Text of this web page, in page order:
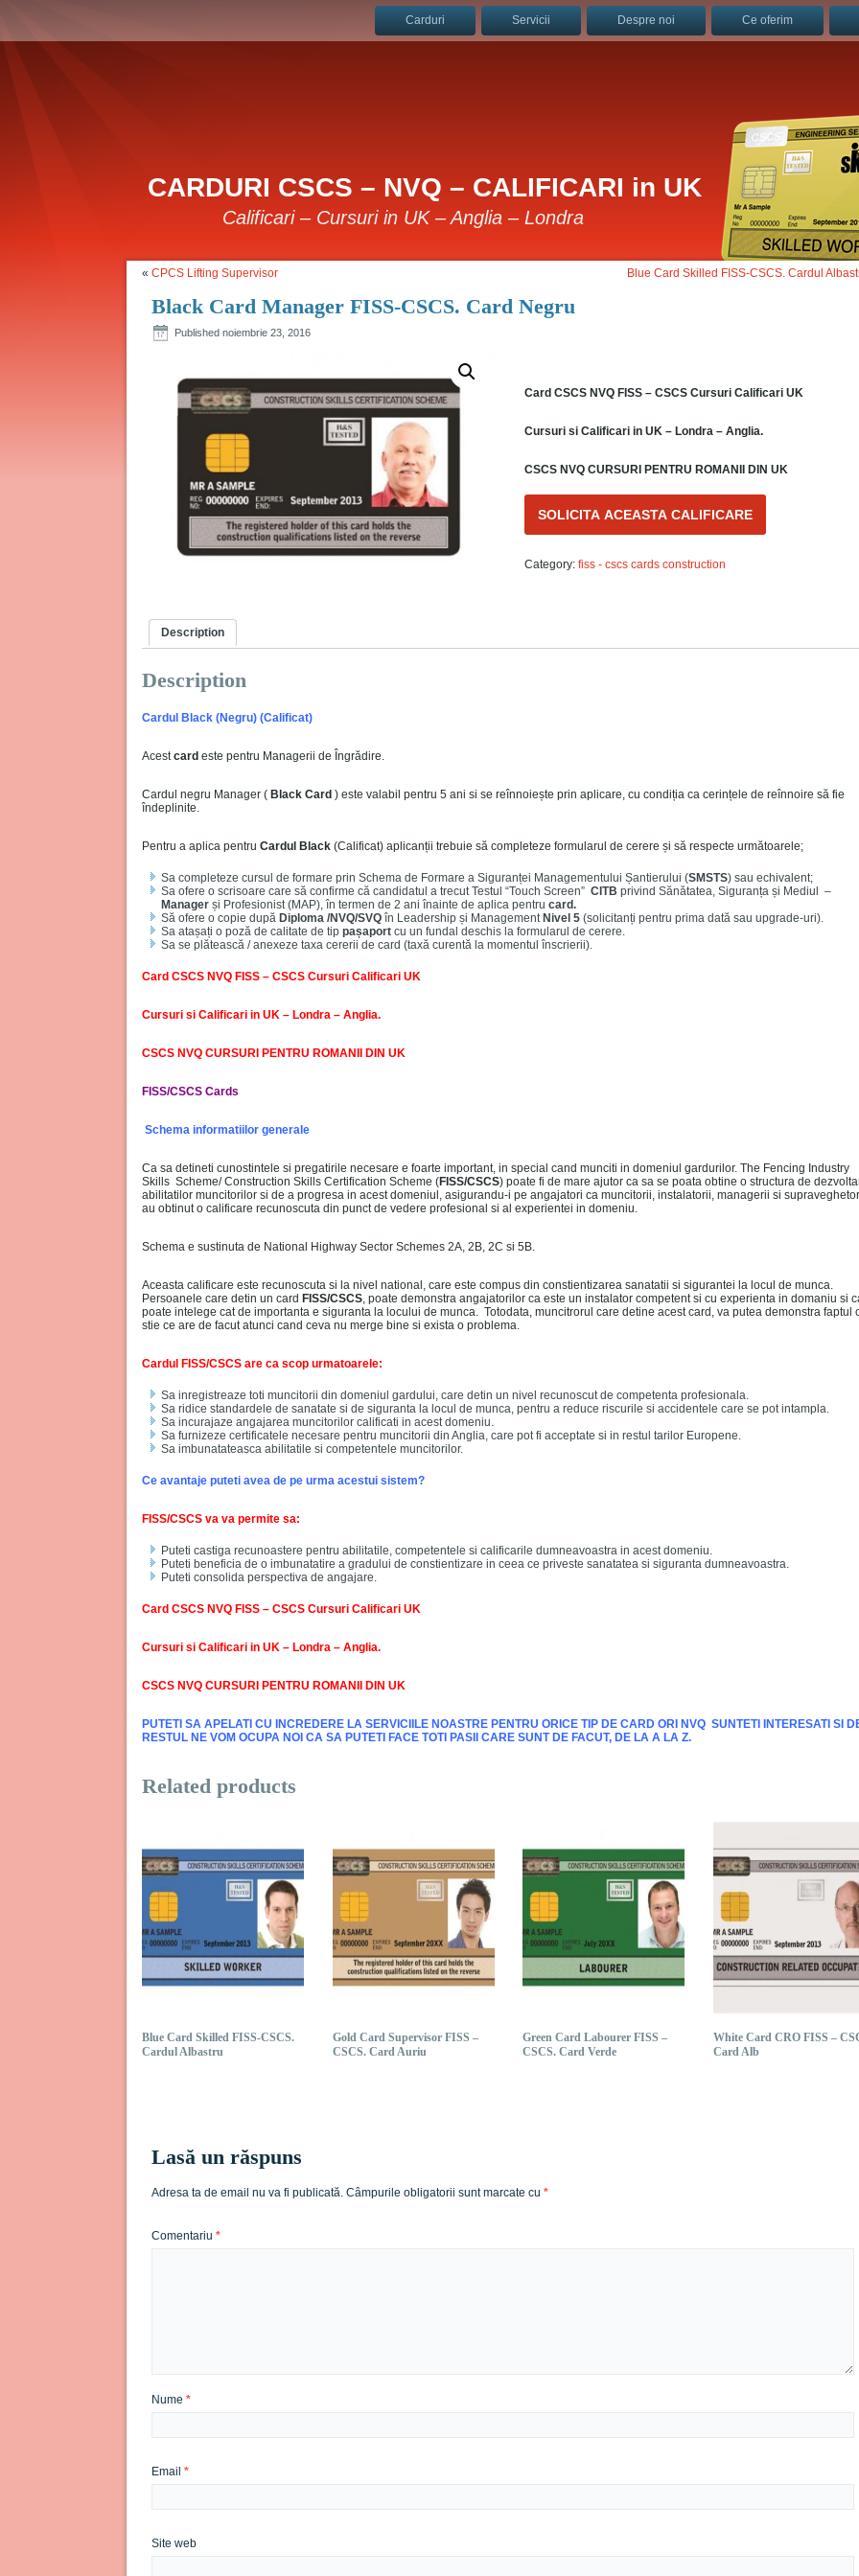
Carduri Servicii Despre noi Ce oferim
CARDURI CSCS – NVQ – CALIFICARI in UK
Calificari – Cursuri in UK – Anglia – Londra
« CPCS Lifting Supervisor Blue Card Skilled FISS-CSCS. Cardul
Black Card Manager FISS-CSCS. Card Negru
Published noiembrie 23, 2016
Card CSCS NVQ FISS – CSCS Cursuri Calificari UK
Cursuri si Calificari in UK – Londra – Anglia.
CSCS NVQ CURSURI PENTRU ROMANII DIN UK
SOLICITA ACEASTA CALIFICARE
Category:fiss - cscs cards construction
Description
Description
Cardul Black (Negru) (Calificat)
Acestcard este pentru Managerii de Îngrădire.
Cardul negru Manager ( Black Card ) este valabil pentru 5 ani si se reînnoiește prin aplicare, cu condiția ca cerințele de reînnoire să fie
îndeplinite.
Pentru a aplica pentru Cardul Black (Calificat) aplicanții trebuie să completeze formularul de cerere și să respecte următoarele;
Sa completeze cursul de formare prin Schema de Formare a Siguranței Managementului Șantierului (SMSTS) sau echivalent;
Sa ofere o scrisoare care să confirme că candidatul a trecut Testul “Touch Screen” CITB privind Sănătatea, Siguranța și Mediul –
Manager și Profesionist (MAP), în termen de 2 ani înainte de aplica pentru card.
Să ofere o copie după Diploma /NVQ/SVQ în Leadership și ManagementNivel 5 (solicitanți pentru prima dată sau upgrade-uri).
Sa atașați o poză de calitate de tip pașaport cu un fundal deschis la formularul de cerere.
Sa se plătească / anexeze taxa cererii de card (taxă curentă la momentul înscrierii).
Card CSCS NVQ FISS – CSCS Cursuri Calificari UK
Cursuri si Calificari in UK – Londra – Anglia.
CSCS NVQ CURSURI PENTRU ROMANII DIN UK
FISS/CSCS Cards
Schema informatiilor generale
Ca sa detineti cunostintele si pregatirile necesare e foarte important, in special cand munciti in domeniul gardurilor. The Fencing Industry
Skills Scheme/ Construction Skills Certification Scheme (FISS/CSCS) poate fi de mare ajutor ca sa se poata obtine o structura de
abilitatilor muncitorilor si de a progresa in acest domeniul, asigurandu-i pe angajatori ca muncitorii, instalatorii, managerii si
au obtinut o calificare recunoscuta din punct de vedere profesional si al experientei in domeniu.
Schema e sustinuta de National Highway Sector Schemes 2A, 2B, 2C si 5B.
Aceasta calificare este recunoscuta si la nivel national, care este compus din constientizarea sanatatii si sigurantei la locul de munca.
Persoanele care detin un card FISS/CSCS, poate demonstra angajatorilor ca este un instalator competent si cu experienta in domaniu si
poate intelege cat de importanta e siguranta la locului de munca. Totodata, muncitrorul care detine acest card, va putea demonstra faptul
stie ce are de facut atunci cand ceva nu merge bine si exista o problema.
Cardul FISS/CSCS are ca scop urmatoarele:
Sa inregistreaze toti muncitorii din domeniul gardului, care detin un nivel recunoscut de competenta profesionala.
Sa ridice standardele de sanatate si de siguranta la locul de munca, pentru a reduce riscurile si accidentele care se pot intampla.
Sa incurajaze angajarea muncitorilor calificati in acest domeniu.
Sa furnizeze certificatele necesare pentru muncitorii din Anglia, care pot fi acceptate si in restul tarilor Europene.
Sa imbunatateasca abilitatile si competentele muncitorilor.
Ce avantaje puteti avea de pe urma acestui sistem?
FISS/CSCS va va permite sa:
Puteti castiga recunoastere pentru abilitatile, competentele si calificarile dumneavoastra in acest domeniu.
Puteti beneficia de o imbunatatire a gradului de constientizare in ceea ce priveste sanatatea si siguranta dumneavoastra.
Puteti consolida perspectiva de angajare.
Card CSCS NVQ FISS – CSCS Cursuri Calificari UK
Cursuri si Calificari in UK – Londra – Anglia.
CSCS NVQ CURSURI PENTRU ROMANII DIN UK
PUTETI SA APELATI CU INCREDERE LA SERVICIILE NOASTRE PENTRU ORICE TIP DE CARD ORI NVQ SUNTETI INTERESATI SI
RESTUL NE VOM OCUPA NOI CA SA PUTETI FACE TOTI PASII CARE SUNT DE FACUT, DE LA A LA Z.
Related products
Blue Card Skilled FISS-CSCS.
Cardul Albastru
Gold Card Supervisor FISS –
CSCS. Card Auriu
Green Card Labourer FISS –
CSCS. Card Verde
White Card CRO FISS –
Card Alb
Lasă un răspuns
Adresa ta de email nu va fi publicată. Câmpurile obligatorii sunt marcate cu *
Comentariu *
Nume *
Email *
Site web